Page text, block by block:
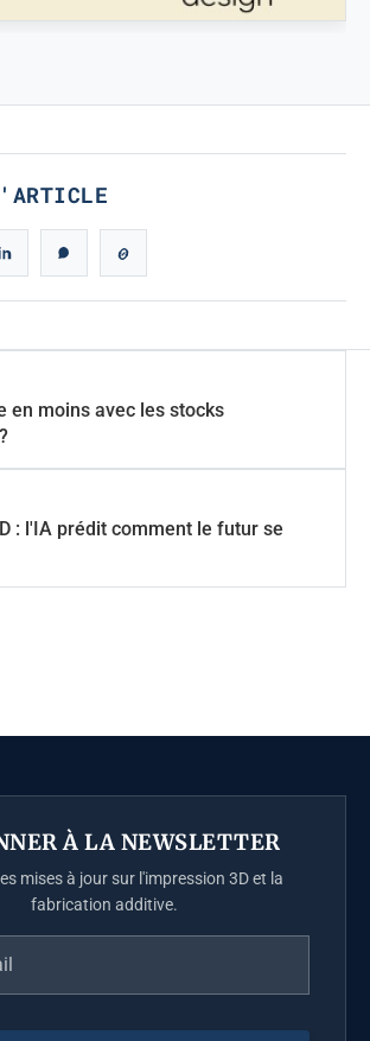
en moins avec les stocks
: l'IA prédit comment le futur se
À LA NEWSLETTER
mises à jour sur l'impression 3D et la
fabrication additive.